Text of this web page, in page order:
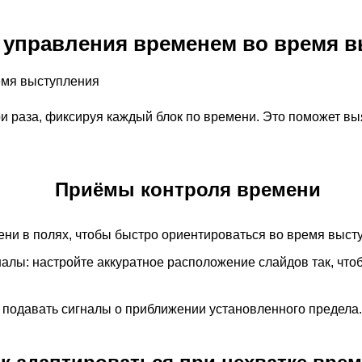
управления временем во время
раза, фиксируя каждый блок по времени. Это поможет
Приёмы контроля времени
в полях, чтобы быстро ориентироваться во время
настройте аккуратное расположение слайдов так,
сигналы о приближении установленного предела.